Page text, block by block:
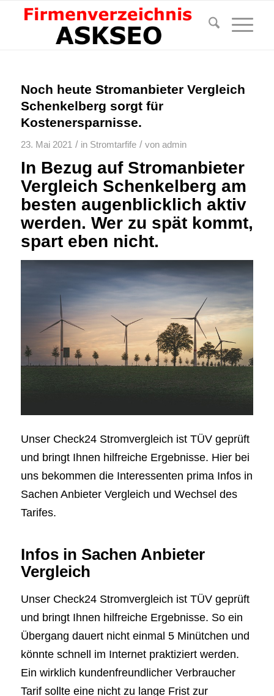
Noch heute Stromanbieter Vergleich
Schenkelberg sorgt für
Kostenersparnisse.
23. Mai 2021 / in Stromtarfife / von admin
In Bezug auf Stromanbieter
Vergleich Schenkelberg am
besten augenblicklich aktiv
werden. Wer zu spät kommt,
spart eben nicht.
Unser Check24 Stromvergleich ist TÜV geprüft
und bringt Ihnen hilfreiche Ergebnisse. Hier bei
uns bekommen die Interessenten prima Infos in
Sachen Anbieter Vergleich und Wechsel des
Tarifes.
Infos in Sachen Anbieter
Vergleich
Unser Check24 Stromvergleich ist TÜV geprüft
und bringt Ihnen hilfreiche Ergebnisse. So ein
Übergang dauert nicht einmal 5 Minütchen und
könnte schnell im Internet praktiziert werden.
Ein wirklich kundenfreundlicher Verbraucher
Tarif sollte eine nicht zu lange Frist zur